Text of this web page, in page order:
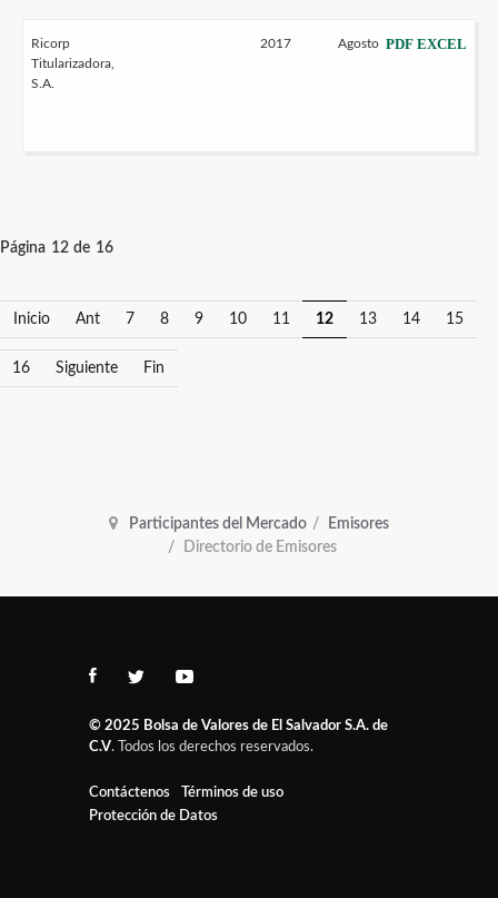
Ricorp
Titularizadora,
S.A.
2017 Agosto PDF EXCEL
Página 12 de 16
Inicio Ant 7 8 9 10 11 12 13 14 15
16 Siguiente Fin
Participantes del Mercado
Emisores
Directorio de Emisores
© 2025 Bolsa de Valores de El Salvador S.A. de
C.V. Todos los derechos reservados.
Contáctenos
Términos de uso
Protección de Datos